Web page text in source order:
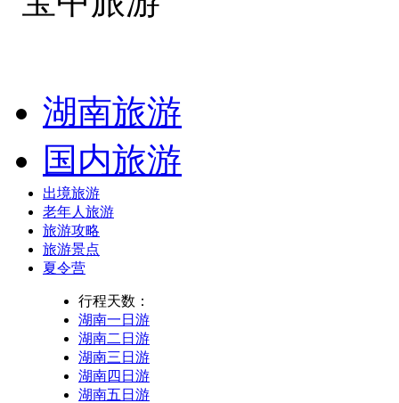
湖南旅游
国内旅游
出境旅游
老年人旅游
旅游攻略
旅游景点
夏令营
行程天数：
湖南一日游
湖南二日游
湖南三日游
湖南四日游
湖南五日游